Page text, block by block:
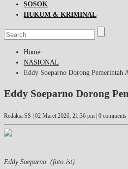
SOSOK
HUKUM & KRIMINAL
Home
NASIONAL
Eddy Soeparno Dorong Pemerintah
Eddy Soeparno Dorong
Redaksi SS | 02 Maret 2026, 21:36 pm | 0
Eddy Soeparno. (foto:ist)